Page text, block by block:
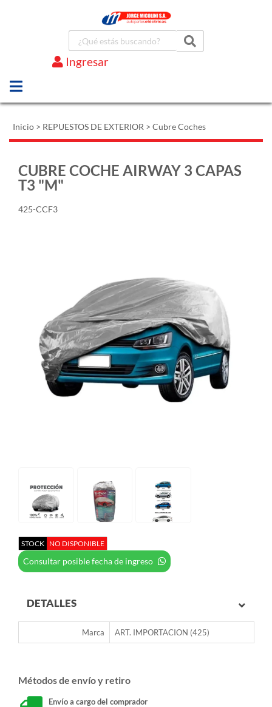
Ingresar
Inicio > REPUESTOS DE EXTERIOR > Cubre Coches
CUBRE COCHE AIRWAY 3 CAPAS
T3 "M"
425-CCF3
STOCK NO DISPONIBLE
Consultar posible fecha de ingreso
DETALLES
Marca ART. IMPORTACION (425)
Métodos de envío y retiro
Envío a cargo del comprador